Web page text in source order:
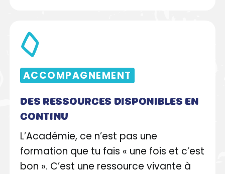
ACCOMPAGNEMENT
DES RESSOURCES DISPONIBLES EN
CONTINU
L’Académie, ce n’est pas une
formation que tu fais « une fois et c’est
bon ». C’est une ressource vivante à